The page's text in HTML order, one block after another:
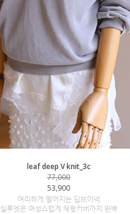
leaf deep V knit_3c
77,000
53,900
여리하게 떨어지는 딥브이넥
실루엣은 여성스럽게 체형커버까지 완벽